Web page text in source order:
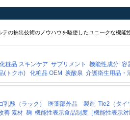
テの抽出技術のノウハウを駆使したユニークな機能
粧品 スキンケア サプリメント 機能性成分 容
(トクホ) 化粧品 OEM 炭酸泉 介護衛生用品・
乳酸（ラック） 医薬部外品 製造 Tie2（タイ
善 素材 麹 機能性表示食品制度［機能性表示対